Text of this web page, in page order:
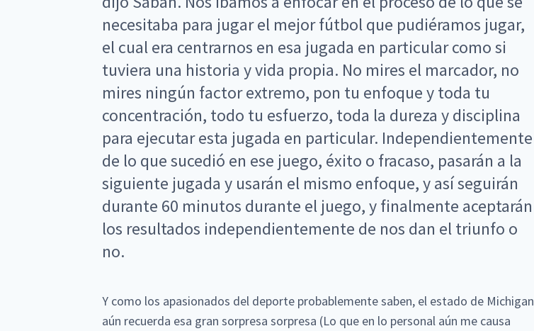
necesitaba para jugar el mejor fútbol que pudiéramos jugar,
el cual era centrarnos en esa jugada en particular como si
tuviera una historia y vida propia. No mires el marcador, no
mires ningún factor extremo, pon tu enfoque y toda tu
concentración, todo tu esfuerzo, toda la dureza y disciplina
para ejecutar esta jugada en particular. Independientemente
de lo que sucedió en ese juego, éxito o fracaso, pasarán a la
siguiente jugada y usarán el mismo enfoque, y así seguirán
durante 60 minutos durante el juego, y finalmente aceptarán
los resultados independientemente de nos dan el triunfo o
no.
Y como los apasionados del deporte probablemente saben, el estado de Michigan
aún recuerda esa gran sorpresa sorpresa (Lo que en lo personal aún me causa